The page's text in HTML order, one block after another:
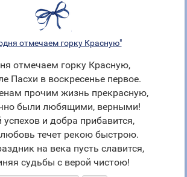
отмечаем горку Красную"
отмечаем горку Красную,
Пасхи в воскресенье первое.
прочим жизнь прекрасную,
были любящими, верными!
успехов и добра прибавится,
течет рекою быстрою.
на века пусть славится,
судьбы с верой чистою!